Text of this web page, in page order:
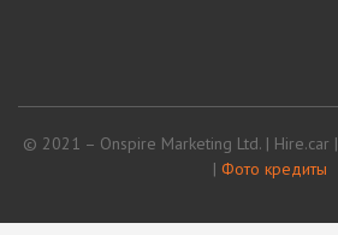
© 2021 – Onspire Marketing Ltd. | Hire.car |
| Фото кредиты